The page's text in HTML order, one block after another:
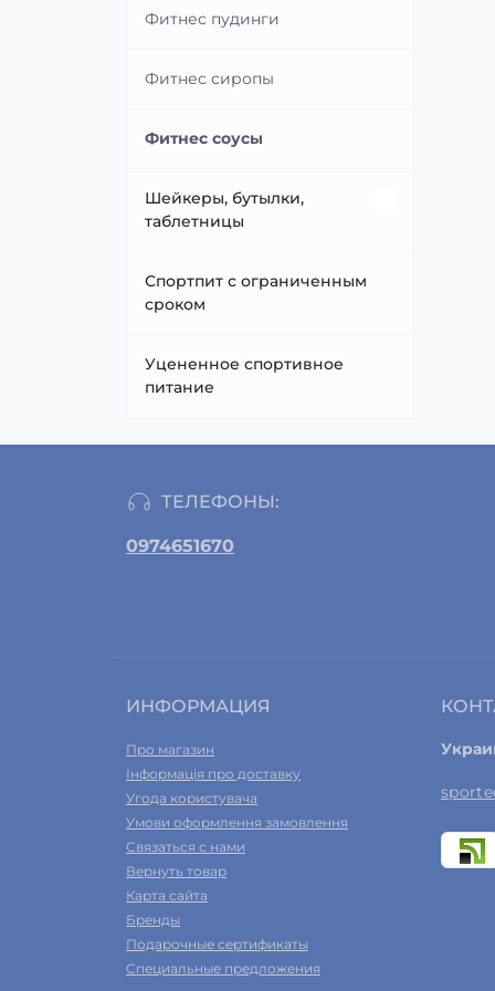
сосудов
Добавки для улучшения сна
Добавки суставов и связок
Лечебные грибы
Продукты пчеловодства
Суперфуды
Уход за полостью рта
Фитнес пудинги
Фитнес сиропы
Фитнес соусы
Шейкеры, бутылки,
таблетницы
Бутылки (Water Bottle)
Спортпит с ограниченным
сроком
Уцененное спортивное
питание
ТЕЛЕФОНЫ:
0974651670
ИНФОРМАЦИЯ
Про магазин
Інформація про доставку
Угода користувача
Умови оформлення замовлення
Связаться с нами
Вернуть товар
Карта сайта
Бренды
Подарочные сертификаты
Специальные предложения